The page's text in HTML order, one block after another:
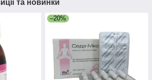
та новинки
–20%